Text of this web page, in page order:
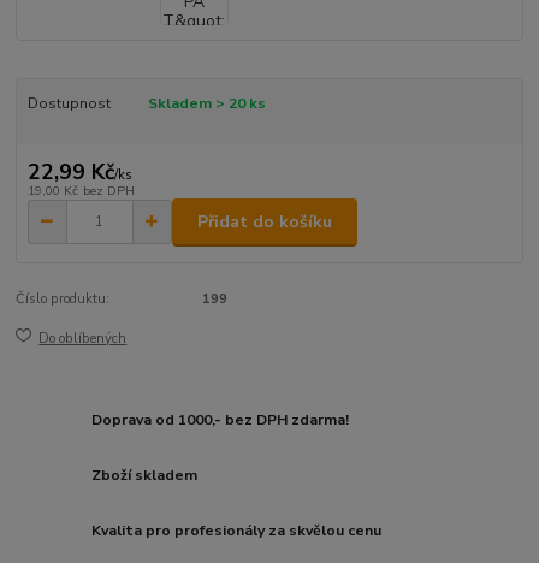
Dostupnost Skladem > 20 ks
22,99 Kč/ks
19,00 Kč bez DPH
Přidat do košíku
Číslo produktu: 199
Do oblíbených
Doprava od 1000,- bez DPH zdarma!
Zboží skladem
Kvalita pro profesionály za skvělou cenu